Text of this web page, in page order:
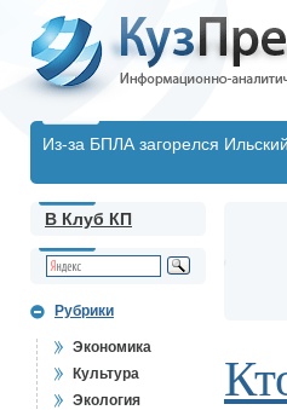
Из-за БПЛА загорелся
В Клуб КП
Рубрики
Экономика
Культура
Экология